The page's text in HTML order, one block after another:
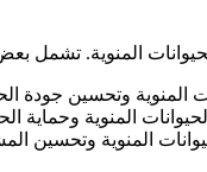
المنوية. تشمل بعض
المنوية وتحسين جودة
المنوية وحماية
المنوية وتحسين